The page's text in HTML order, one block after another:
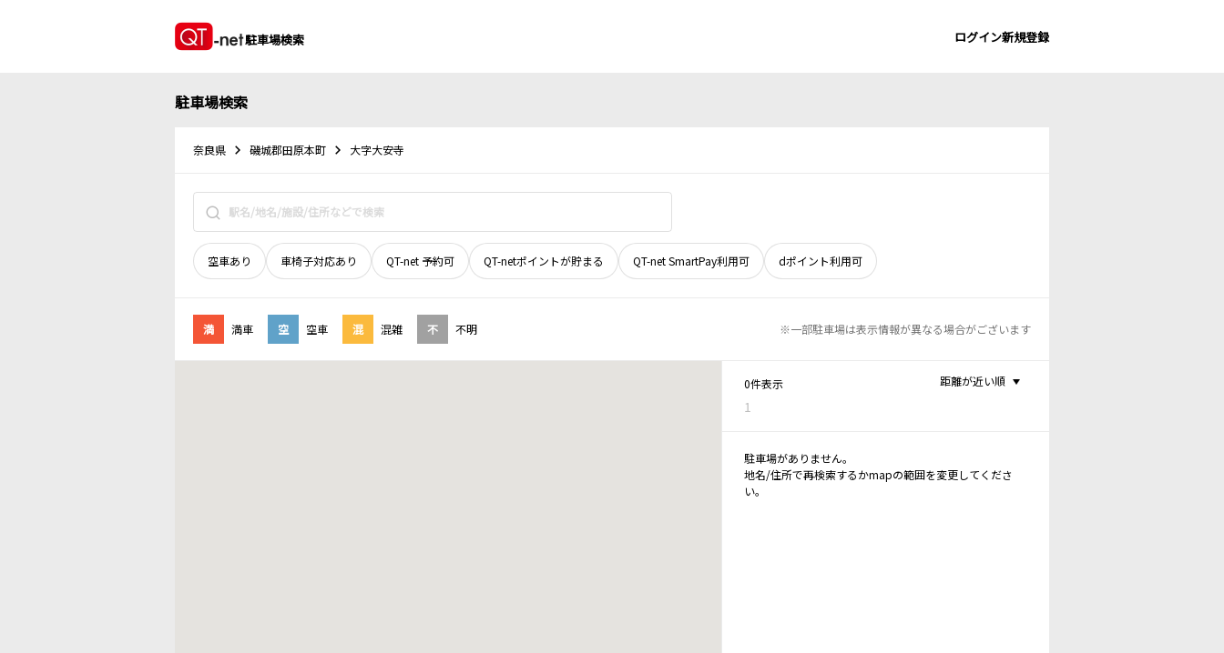
駐車場検索 ログイン新規登録
駐車場検索
奈良県 磯城郡田原本町 大字大安寺
空車あり 車椅子対応あり QT-net 予約可 QT-netポイントが貯まる QT-net SmartPay利用可 dポイント利用可
満 満車 空 空車 混 混雑 不 不明 ※一部駐車場は表示情報が異なる場合がございます
0件表示
1
距離が近い順
駐車場がありません。
地名/住所で再検索するかmapの範囲を変更してくださ
い。